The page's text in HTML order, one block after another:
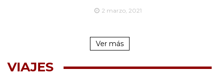
2 marzo, 2021
Ver más
VIAJES